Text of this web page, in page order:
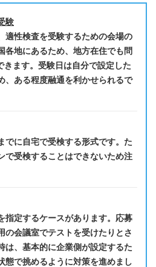
験
適性検査を受験するための会場の
各地にあるため、地方在住でも問
きます。受験日は自分で設定した
、ある程度融通を利かせられるで
でに自宅で受検する形式です。た
で受検することはできないため注
指定するケースがあります。応募
の会議室でテストを受けたりとさ
は、基本的に企業側が設定するた
態で挑めるように対策を進めまし